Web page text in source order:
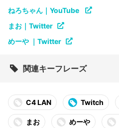
ねろちゃん｜YouTube
まお｜Twitter
めーや ｜Twitter
関連キーフレーズ
C4 LAN Twitch
まお めーや